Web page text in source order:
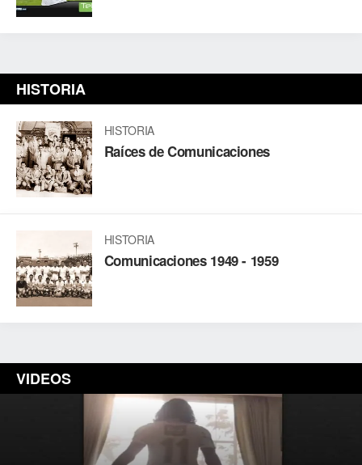
HISTORIA
HISTORIA
Raíces de Comunicaciones
HISTORIA
Comunicaciones 1949 - 1959
VIDEOS